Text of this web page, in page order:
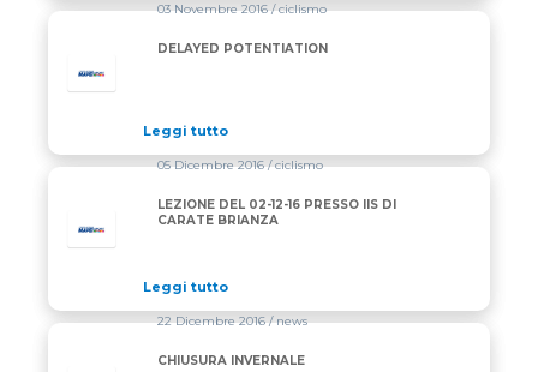
03 Novembre 2016/ ciclismo
DELAYED POTENTIATION
Leggi tutto
05 Dicembre 2016/ ciclismo
LEZIONE DEL 02-12-16 PRESSO IIS DI
CARATE BRIANZA
Leggi tutto
22 Dicembre 2016/ news
CHIUSURA INVERNALE